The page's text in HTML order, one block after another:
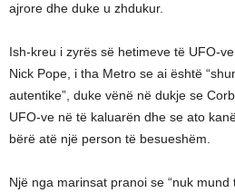
ajrore dhe duke u zhdukur.
Ish-kreu i zyrës së hetimeve të UFO-
Nick Pope, i tha Metro se ai është
autentike”, duke vënë në dukje se
UFO-ve në të kaluarën dhe se ato
bërë atë një person të besueshëm.
Një nga marinsat pranoi se “nuk